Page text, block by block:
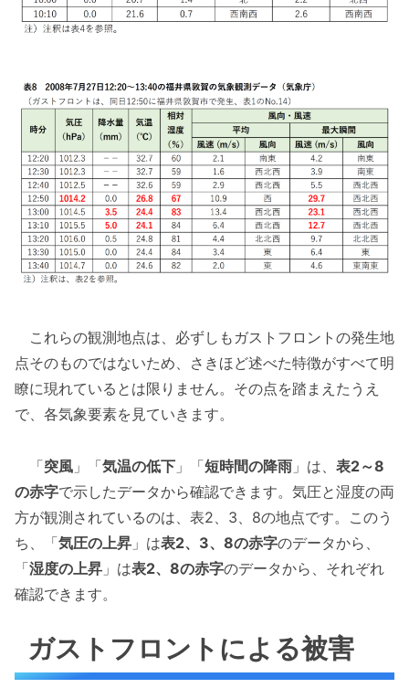
これらの観測地点は、必ずしもガストフロントの発生地
点そのものではないため、さきほど述べた特徴がすべて明
瞭に現れているとは限りません。その点を踏まえたうえ
で、各気象要素を見ていきます。
「突風 」「気温の低下 」「短時間の降雨 」は、 表2～8
の赤字で示したデータから確認できます。気圧と湿度の両
方が観測されているのは、表2、3、8の地点です。このう
ち、「気圧の上昇 」は表2、3、8の赤字のデータから、
「湿度の上昇 」は表2、8の赤字のデータから、それぞれ
確認できます。
ガストフロントによる被害